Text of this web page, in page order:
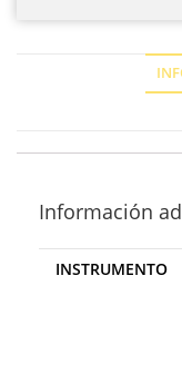
Información
INSTRUMENTO